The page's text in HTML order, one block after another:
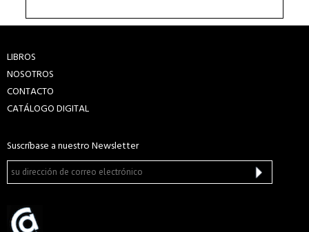
LIBROS
NOSOTROS
CONTACTO
CATÁLOGO DIGITAL
Suscríbase a nuestro Newsletter